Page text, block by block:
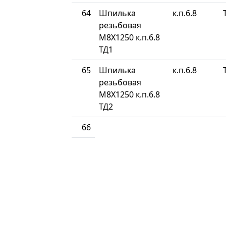
64
Шпилька
резьбовая
М8Х1250 к.п.6.8
ТД1
к.п.6.8
65
Шпилька
резьбовая
М8Х1250 к.п.6.8
ТД2
к.п.6.8
66